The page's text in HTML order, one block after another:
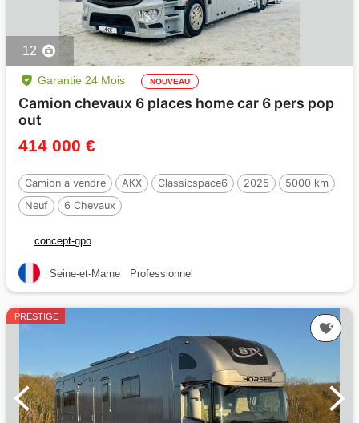
12
Garantie 24 Mois NOUVEAU
Camion chevaux 6 places home car 6 pers pop
out
414 000 €
Camion à vendre AKX Classicspace6 2025
5000 km
Neuf
6 Chevaux
concept-gpo
Seine-et-Marne Professionnel
PRESTIGE